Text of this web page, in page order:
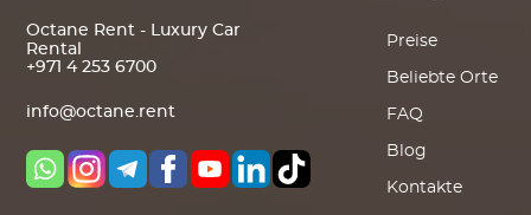
Octane Rent - Luxury Car
Rental
+971 4 253 6700
info@octane.rent
Preise
Beliebte Orte
FAQ
Blog
Kontakte